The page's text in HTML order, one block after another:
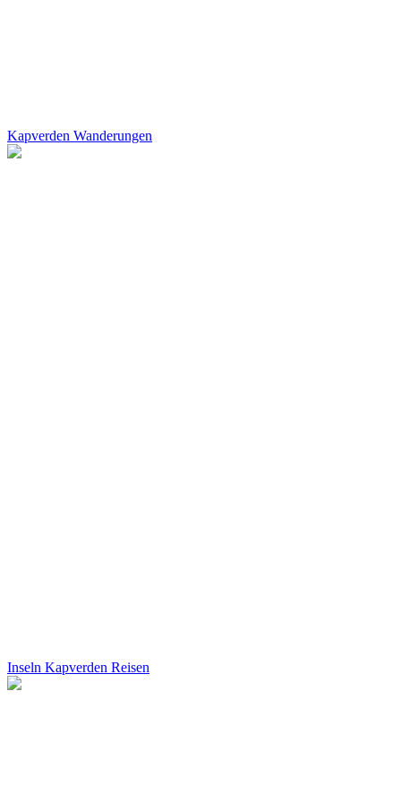
Kapverden Wanderungen
Inseln Kapverden Reisen